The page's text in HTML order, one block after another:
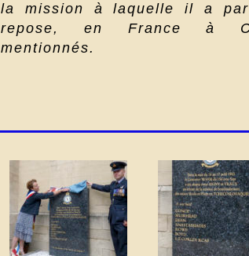
la mission à laquelle il a
repose, en France à
mentionnés.